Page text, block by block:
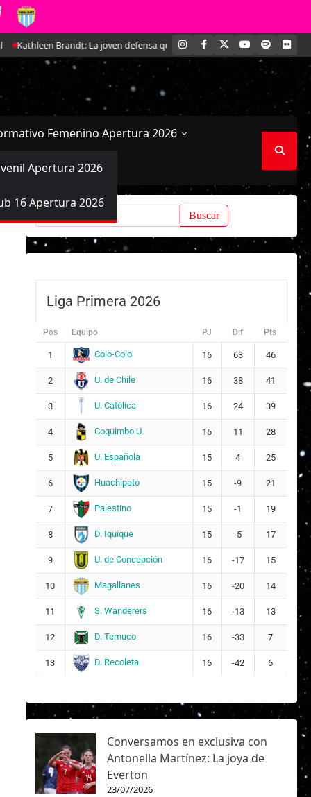
joven defensa que se ha ido ganando un lugar en Magallanes El
INSTAGRAM
FACEBOOK YOUTUBE
SPOTIFY
Femenino Apertura 2026
Apertura 2026
16 Apertura 2026
Buscar:
Liga Primera 2026
Pos Equipo PJ Dif Pts
1 Colo-Colo 16 63 46
2 U. de Chile 16 38 41
3 U. Católica 16 24 39
4 Coquimbo U. 16 11 28
5 U. Española 15 4 25
6 Huachipato 15 -9 21
7 Palestino 15 -1 19
8 D. Iquique 15 -5 17
9 U. de Concepción 16 -17 15
10 Magallanes 16 -20 14
11 S. Wanderers 16 -13 13
12 D. Temuco 16 -33 7
13 D. Recoleta 16 -42 6
Conversamos en exclusiva con
Antonella Martínez: La joya de
Everton
23/07/2026